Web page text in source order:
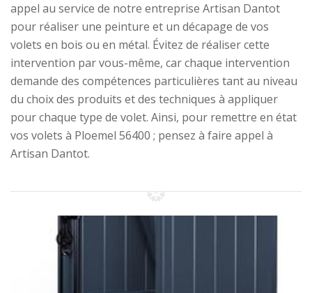
appel au service de notre entreprise Artisan Dantot
pour réaliser une peinture et un décapage de vos
volets en bois ou en métal. Évitez de réaliser cette
intervention par vous-même, car chaque intervention
demande des compétences particulières tant au niveau
du choix des produits et des techniques à appliquer
pour chaque type de volet. Ainsi, pour remettre en état
vos volets à Ploemel 56400 ; pensez à faire appel à
Artisan Dantot.